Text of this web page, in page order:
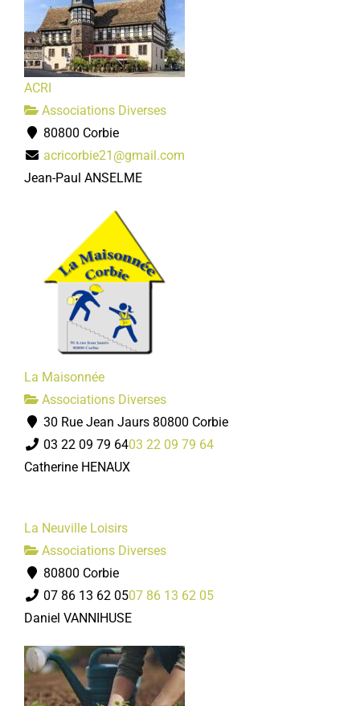
ACRI
Associations Diverses
80800 Corbie
acricorbie21@gmail.com
Jean-Paul ANSELME
La Maisonnée
Associations Diverses
30 Rue Jean Jaurs 80800 Corbie
03 22 09 79 6403 22 09 79 64
Catherine HENAUX
La Neuville Loisirs
Associations Diverses
80800 Corbie
07 86 13 62 0507 86 13 62 05
Daniel VANNIHUSE